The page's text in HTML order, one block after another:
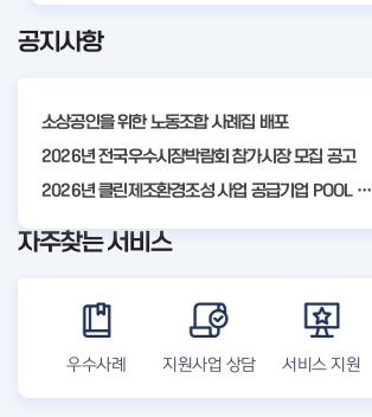
I
4
공지사항
소상공인을 위한 노동조합 사례집 배포
2026년 전국우수시장박람회 참가시장 모집 공고
2026년 클린제조환경조성 사업 공급기업 POOL 안내
자주찾는 서비스
우수사례 지원사업 상담 서비스 지원